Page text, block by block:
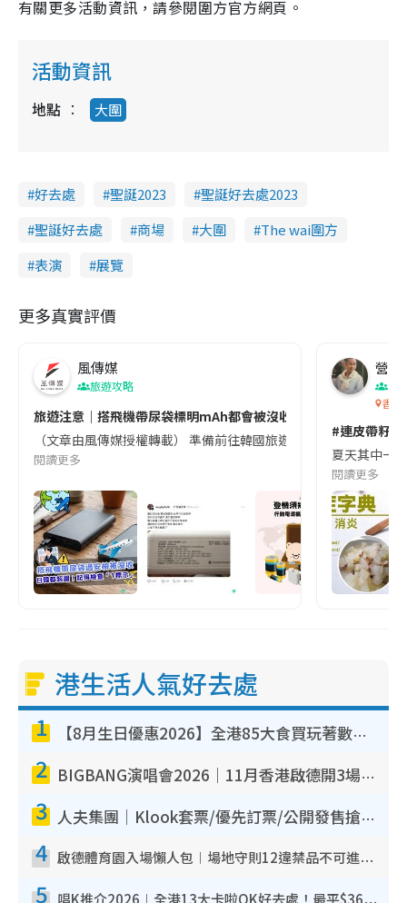
有關更多活動資訊，請參閱圍方官方網頁。
活動資訊
地點 大圍
好去處 聖誕2023
聖誕好去處2023
聖誕好去處
商場 大圍
The wai圍方
表演
展覽
更多真實評價
風傳媒
旅遊攻略
旅遊注意｜搭飛機帶尿袋標明mAh都會被沒收😱出發前切記檢查
（文章由風傳媒授權轉載） 準備前往韓國旅遊的民眾，近期要
閱讀更多
營養
香港
#連皮帶籽
夏天其中一
閱讀更多
港生活人氣好去處
1 【8月生日優惠2026】全港85大食買玩著數攻略 自助餐/火鍋放題同行免費＋誠品/DONKI送現金券
2 BIGBANG演唱會2026｜11月香港啟德開3場！實名制VIP申請、優先購票攻略
3 人夫集團｜Klook套票/優先訂票/公開發售搶飛攻略！附票價.購票連結.場地座位表
4 啟德體育園入場懶人包︱場地守則12違禁品不可進場准帶細水樽但全場禁樽蓋！應援牌有限制！
5